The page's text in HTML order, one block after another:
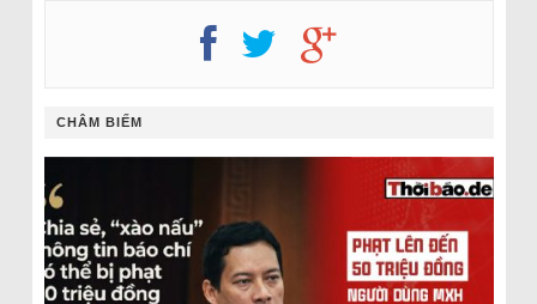
CHÂM BIẾM